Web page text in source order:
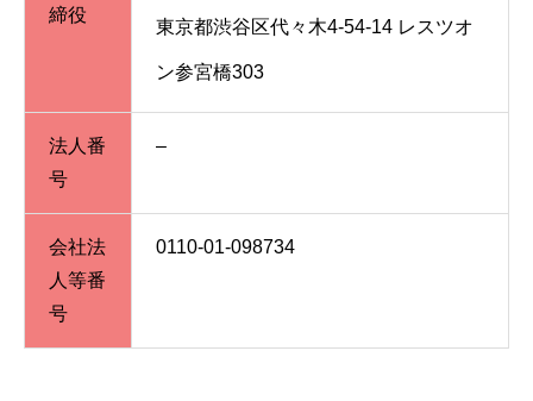
締役
東京都渋谷区代々木4-54-14 レスツオ
ン参宮橋303
法人番
号
–
会社法
人等番
号
0110-01-098734